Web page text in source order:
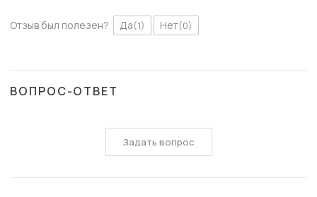
Отзыв был полезен? Да(1) Нет(0)
ВОПРОС-ОТВЕТ
Задать вопрос